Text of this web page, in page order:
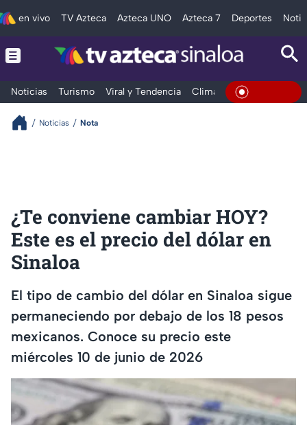
en vivo TV Azteca Azteca UNO Azteca 7 Deportes
Noticias Turismo Viral y Tendencia Clima Deportes En Vivo
Noticias Nota
¿Te conviene cambiar HOY?
Este es el precio del dólar en
Sinaloa
El tipo de cambio del dólar en Sinaloa sigue
permaneciendo por debajo de los 18 pesos
mexicanos. Conoce su precio este
miércoles 10 de junio de 2026